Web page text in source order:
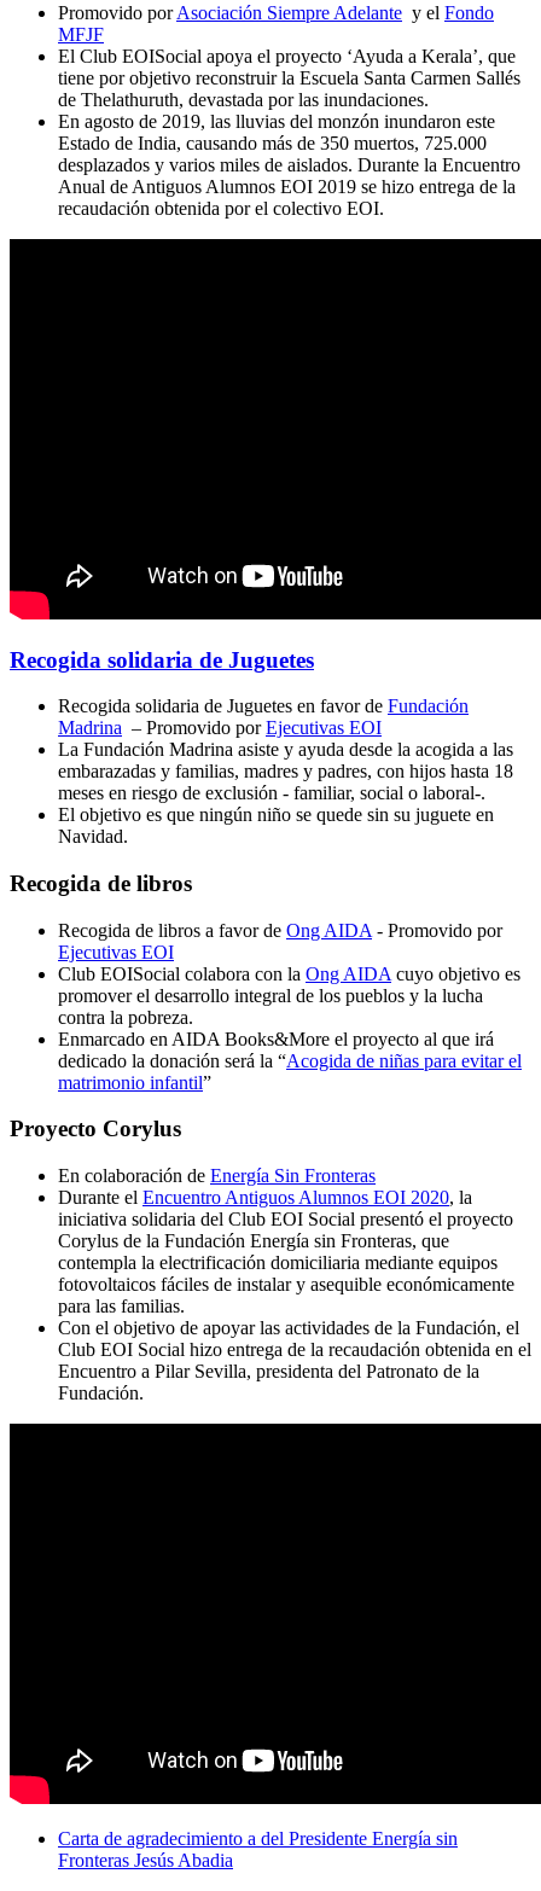
Promovido porAsociación Siempre Adelante y el Fondo
MFJF
El Club EOISocial apoya el proyecto ‘Ayuda a Kerala’, que
tiene por objetivo reconstruir la Escuela Santa Carmen Sallés
de Thelathuruth, devastada por las inundaciones.
En agosto de 2019, las lluvias del monzón inundaron este
Estado de India, causando más de 350 muertos, 725.000
desplazados y varios miles de aislados. Durante la Encuentro
Anual de Antiguos Alumnos EOI 2019 se hizo entrega de la
recaudación obtenida por el colectivo EOI.
Recogida solidaria de Juguetes
Recogida solidaria de Juguetes en favor de Fundación
Madrina – Promovido porEjecutivas EOI
La Fundación Madrina asiste y ayuda desde la acogida a las
embarazadas y familias, madres y padres, con hijos hasta 18
meses en riesgo de exclusión - familiar, social o laboral-.
El objetivo es que ningún niño se quede sin su juguete en
Navidad.
Recogida de libros
Recogida de libros a favor de Ong AIDA - Promovido por
Ejecutivas EOI
Club EOISocial colabora con la Ong AIDA cuyo objetivo es
promover el desarrollo integral de los pueblos y la lucha
contra la pobreza.
Enmarcado en AIDA Books&More el proyecto al que irá
dedicado la donación será la “Acogida de niñas para evitar el
matrimonio infantil”
Proyecto Corylus
En colaboración de Energía Sin Fronteras
Durante el Encuentro Antiguos Alumnos EOI 2020, la
iniciativa solidaria del Club EOI Social presentó el proyecto
Corylus de la Fundación Energía sin Fronteras, que
contempla la electrificación domiciliaria mediante equipos
fotovoltaicos fáciles de instalar y asequible económicamente
para las familias.
Con el objetivo de apoyar las actividades de la Fundación, el
Club EOI Social hizo entrega de la recaudación obtenida en el
Encuentro a Pilar Sevilla, presidenta del Patronato de la
Fundación.
Carta de agradecimiento a del Presidente Energía sin
Fronteras Jesús Abadia